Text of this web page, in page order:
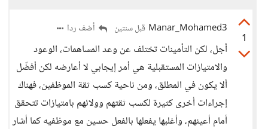
1
Manar_Mohamed3 قبل سنتين أضف ردا
أجل، لكن التأمينات تختلف عن وعد المساهمات، الوعود
والامتيازات المستقبلية هي أمر إيجابي لا أعارضه لكن أفضّل
ألا يكون في المطلق، ومن ناحية كسب ثقة الموظفين، فهناك
إجراءات أخرى كثيرة لكسب ثقتهم وولائهم بامتيازات تتحقق
أمام أعينهم، وأغلبها يفعلها بالفعل حسين مع موظفيه كما أشار